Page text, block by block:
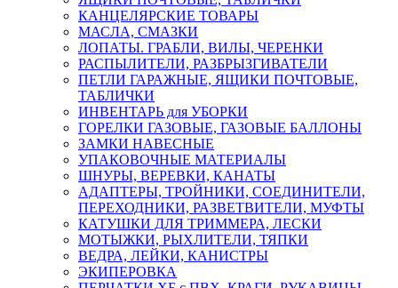
КАНЦЕЛЯРСКИЕ ТОВАРЫ
МАСЛА, СМАЗКИ
ЛОПАТЫ. ГРАБЛИ, ВИЛЫ, ЧЕРЕНКИ
РАСПЫЛИТЕЛИ, РАЗБРЫЗГИВАТЕЛИ
ПЕТЛИ ГАРАЖНЫЕ, ЯЩИКИ ПОЧТОВЫЕ,
ТАБЛИЧКИ
ИНВЕНТАРЬ для УБОРКИ
ГОРЕЛКИ ГАЗОВЫЕ, ГАЗОВЫЕ БАЛЛОНЫ
ЗАМКИ НАВЕСНЫЕ
УПАКОВОЧНЫЕ МАТЕРИАЛЫ
ШНУРЫ, ВЕРЕВКИ, КАНАТЫ
АДАПТЕРЫ, ТРОЙНИКИ, СОЕДИНИТЕЛИ,
ПЕРЕХОДНИКИ, РАЗВЕТВИТЕЛИ, МУФТЫ
КАТУШКИ ДЛЯ ТРИММЕРА, ЛЕСКИ
МОТЫЖКИ, РЫХЛИТЕЛИ, ТЯПКИ
ВЕДРА, ЛЕЙКИ, КАНИСТРЫ
ЭКИПЕРОВКА